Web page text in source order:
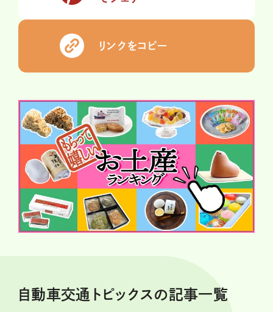
リンクをコピー
自動車交通トピックスの記事一覧